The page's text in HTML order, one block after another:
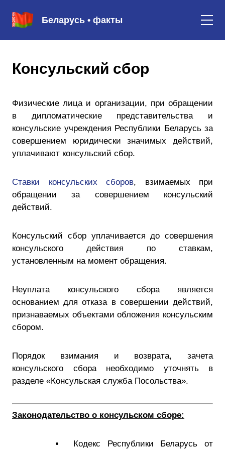
Беларусь • факты
Консульский сбор
Физические лица и организации, при обращении
в дипломатические представительства и
консульские учреждения Республики Беларусь за
совершением юридически значимых действий,
уплачивают консульский сбор.
Ставки консульских сборов, взимаемых при
обращении за совершением консульский
действий.
Консульский сбор уплачивается до совершения
консульского действия по ставкам,
установленным на момент обращения.
Неуплата консульского сбора является
основанием для отказа в совершении действий,
признаваемых объектами обложения консульским
сбором.
Порядок взимания и возврата, зачета
консульского сбора необходимо уточнять в
разделе «Консульская служба Посольства».
Законодательство о консульском сборе:
Кодекс Республики Беларусь от